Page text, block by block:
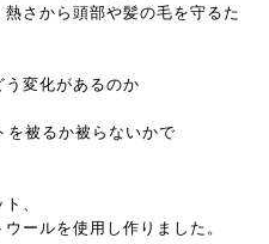
さから頭部や髪の毛を守るた
変化があるのか
を被るか被らないかで
、
ールを使用し作りました。